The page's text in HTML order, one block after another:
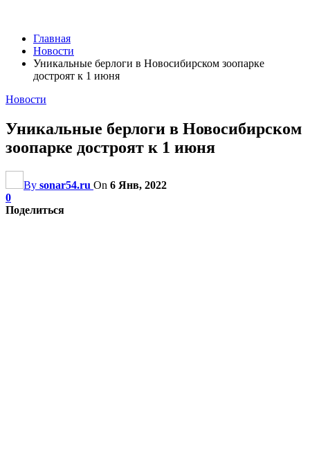
Главная
Новости
Уникальные берлоги в Новосибирском зоопарке
достроят к 1 июня
Новости
Уникальные берлоги в Новосибирском
зоопарке достроят к 1 июня
By sonar54.ru On 6 Янв, 2022
0
Поделиться